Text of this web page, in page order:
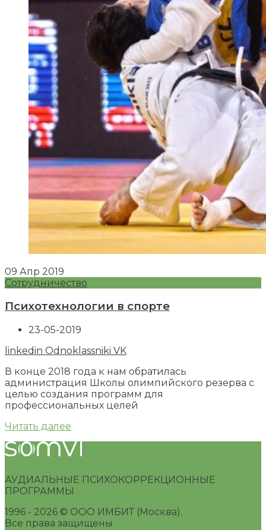
09 Апр 2019
Сотрудничество
Психотехнологии в спорте
23-05-2019
linkedin Odnoklassniki VK
В конце 2018 года к нам обратилась
администрация Школы олимпийского резерва с
целью создания программ для
профессиональных целей
Читать далее
АУДИАЛЬНЫЕ ПСИХОКОРРЕКЦИОННЫЕ
ПРОГРАММЫ
1996 - 2026 © ООО ИМБИТ (Москва).
Все права защищены